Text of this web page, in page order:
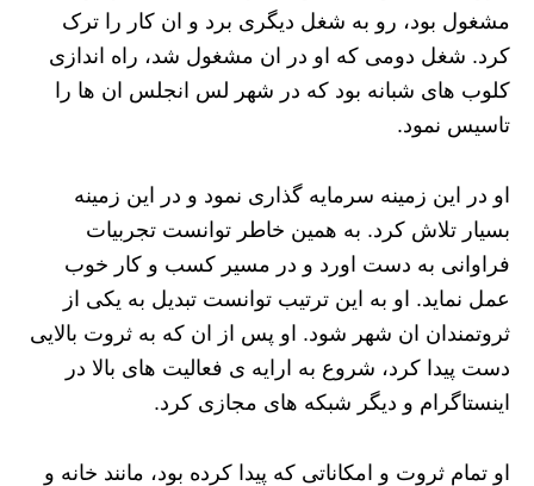
مشغول بود، رو به شغل دیگری برد و ان کار را ترک
کرد‌. شغل دومی که او در ان مشغول شد، راه اندازی
کلوب های شبانه بود که در شهر لس انجلس ان ها را
تاسیس نمود.
او در این زمینه سرمایه گذاری نمود و در این زمینه
بسیار تلاش کرد. به همین خاطر توانست تجربیات
فراوانی به دست اورد و در مسیر کسب و کار خوب
عمل نماید. او به این ترتیب توانست تبدیل به یکی از
ثروتمندان ان شهر شود. او پس از ان که به ثروت بالایی
دست پیدا کرد، شروع به ارایه ی فعالیت های بالا در
اینستاگرام و دیگر شبکه های مجازی کرد.
او تمام ثروت و امکاناتی که پیدا کرده بود، مانند خانه و